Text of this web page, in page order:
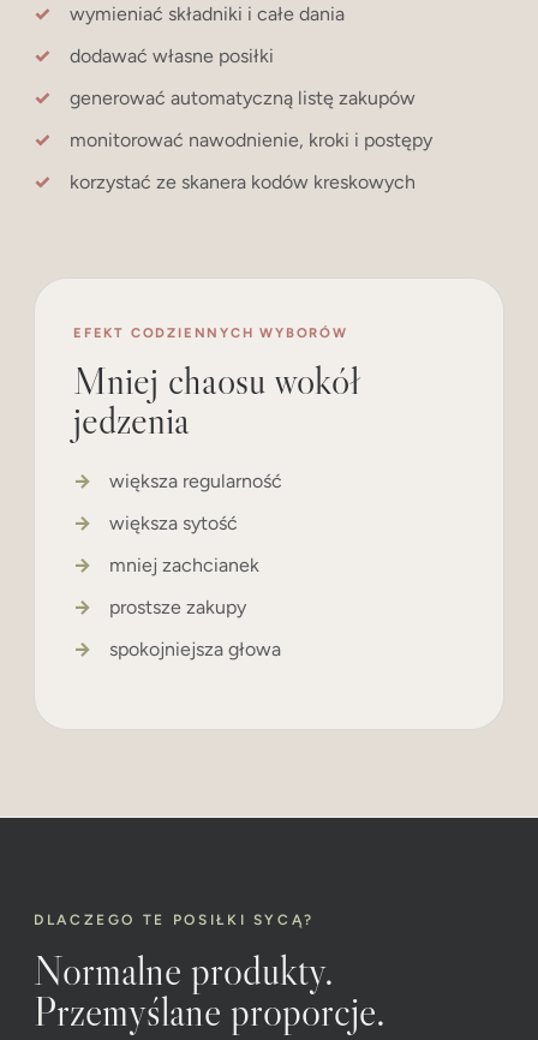
wymieniać składniki i całe dania
dodawać własne posiłki
generować automatyczną listę zakupów
monitorować nawodnienie, kroki i postępy
korzystać ze skanera kodów kreskowych
EFEKT CODZIENNYCH WYBORÓW
Mniej chaosu wokół
jedzenia
większa regularność
większa sytość
mniej zachcianek
prostsze zakupy
spokojniejsza głowa
DLACZEGO TE POSIŁKI SYCĄ?
Normalne produkty.
Przemyślane proporcje.